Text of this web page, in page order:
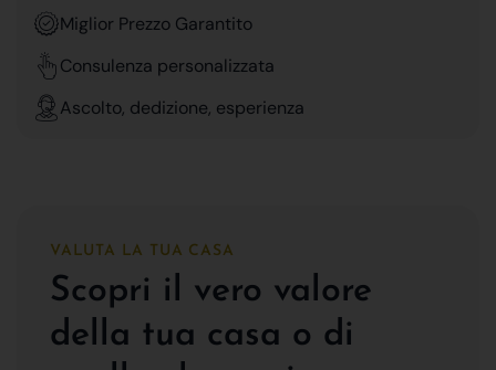
Miglior Prezzo Garantito
Consulenza personalizzata
Ascolto, dedizione, esperienza
VALUTA LA TUA CASA
Scopri il vero valore
della tua casa o di